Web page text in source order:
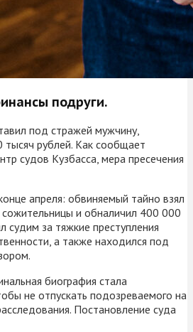
подруги.
под стражей мужчину,
тысяч рублей. Как сообщает
судов Кузбасса, мера пресечения
апреля: обвиняемый тайно взял
сожительницы и обналичил 400 000
судим за тяжкие преступления
а также находился под
биография стала
не отпускать подозреваемого на
Постановление суда